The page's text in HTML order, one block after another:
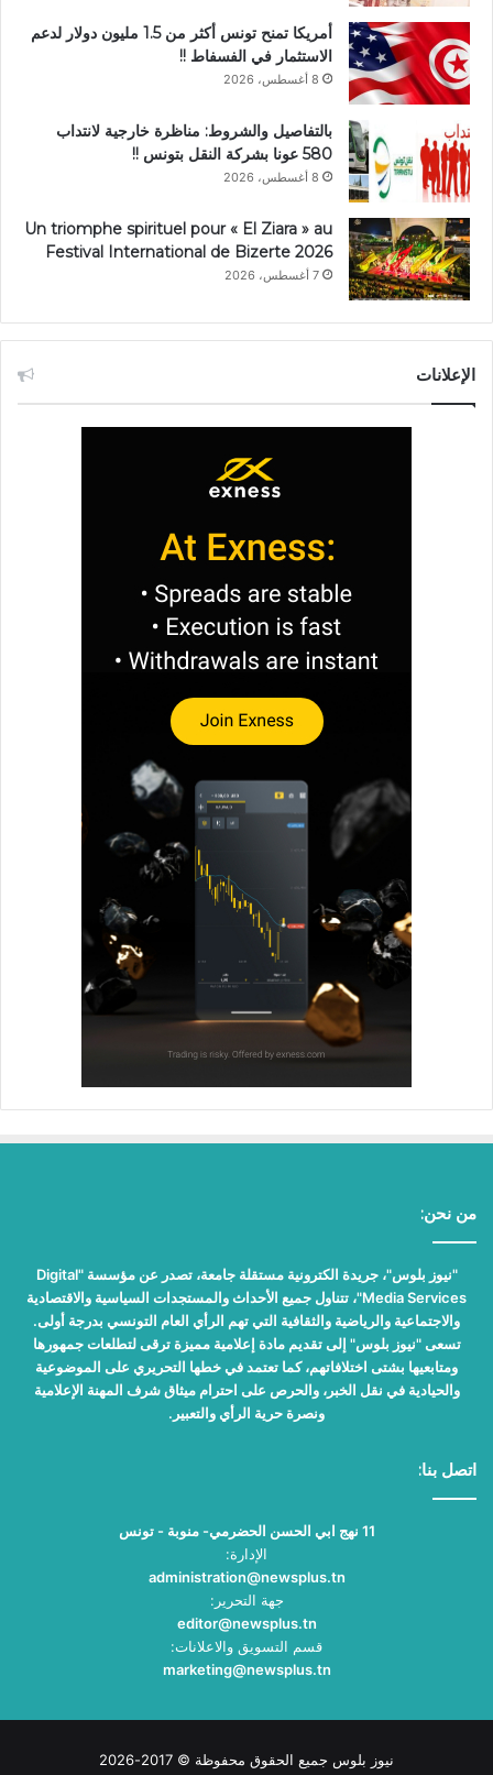
أمريكا تمنح تونس أكثر من 1.5 مليون دولار لدعم
الاستثمار في الفسفاط !!
8 أغسطس، 2026
بالتفاصيل والشروط: مناظرة خارجية لانتداب
580 عونا بشركة النقل بتونس !!
8 أغسطس، 2026
Un triomphe spirituel pour « El Ziara » au
Festival International de Bizerte 2026
7 أغسطس، 2026
الإعلانات
من نحن:
"نيوز بلوس"، جريدة الكترونية مستقلة جامعة، تصدر عن مؤسسة "Digital
Media Services"، تتناول جميع الأحداث والمستجدات السياسية والاقتصادية
والاجتماعية والرياضية والثقافية التي تهم الرأي العام التونسي بدرجة أولى.
تسعى "نيوز بلوس" إلى تقديم مادة إعلامية مميزة ترقى لتطلعات جمهورها
ومتابعيها بشتى اختلافاتهم، كما تعتمد في خطها التحريري على الموضوعية
والحيادية في نقل الخبر، والحرص على احترام ميثاق شرف المهنة الإعلامية
ونصرة حرية الرأي والتعبير.
اتصل بنا:
11 نهج ابي الحسن الحضرمي- منوبة - تونس
الإدارة:
administration@newsplus.tn
جهة التحرير:
editor@newsplus.tn
قسم التسويق والاعلانات:
marketing@newsplus.tn
نيوز بلوس جميع الحقوق محفوظة © 2017-2026